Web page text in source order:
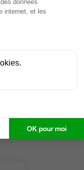
données
internet, et les
OK pour moi